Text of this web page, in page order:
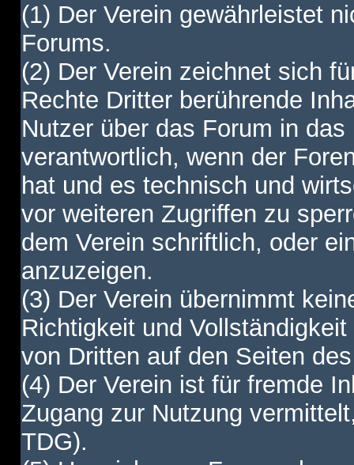
(1) Der Verein gewährleistet
Forums.
(2) Der Verein zeichnet sich
Rechte Dritter berührende
Nutzer über das Forum in
verantwortlich, wenn der
hat und es technisch und
vor weiteren Zugriffen zu
dem Verein schriftlich, oder
anzuzeigen.
(3) Der Verein übernimmt
Richtigkeit und
von Dritten auf den Seiten
(4) Der Verein ist für fremde
Zugang zur Nutzung
TDG).